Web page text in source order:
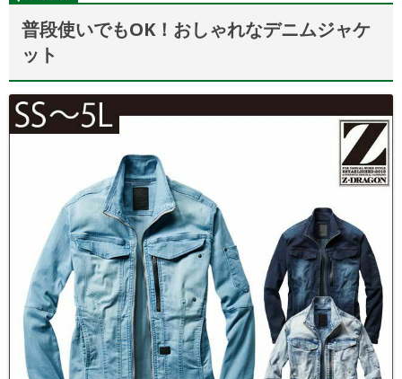
普段使いでもOK！おしゃれなデニムジャケ
ット